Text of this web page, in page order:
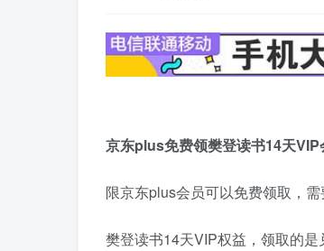
京东plus免费领樊登读书14天
限京东plus会员可以免费领取，
樊登读书14天VIP权益，领取的